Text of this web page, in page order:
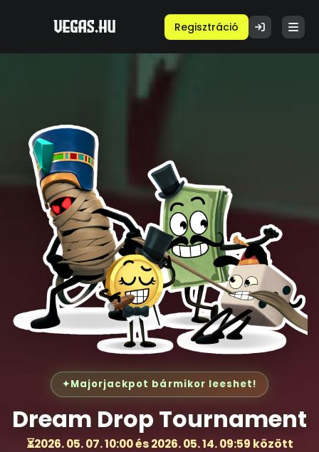
Regisztráció
✦Majorjackpot bármikor leeshet!
Dream Drop Tournament
⏳2026. 05. 07. 10:00 és 2026. 05. 14. 09:59 között